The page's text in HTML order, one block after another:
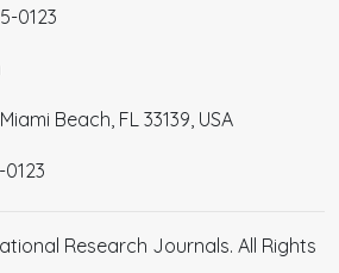
0123
Beach, FL 33139, USA
Research Journals. All Rights